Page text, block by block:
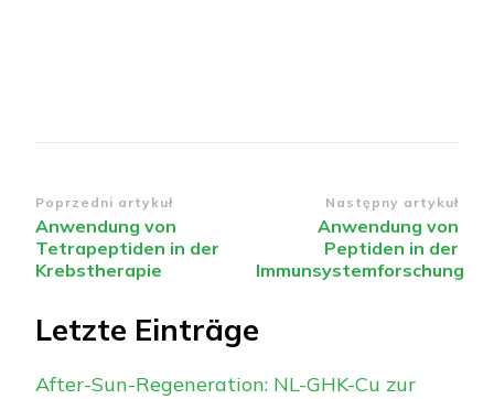
Nawigacja
wpisu
Poprzedni artykuł
Anwendung von
Tetrapeptiden in der
Krebstherapie
Następny artykuł
Anwendung von
Peptiden in der
Immunsystemforschung
Letzte Einträge
After-Sun-Regeneration: NL-GHK-Cu zur